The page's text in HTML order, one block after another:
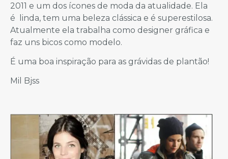
2011 e um dos ícones de moda da atualidade. Ela
é linda, tem uma beleza clássica e é superestilosa.
Atualmente ela trabalha como designer gráfica e
faz uns bicos como modelo.
É uma boa inspiração para as grávidas de plantão!
Mil Bjss